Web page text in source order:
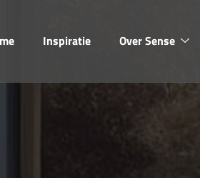
Inspiratie Over Sense